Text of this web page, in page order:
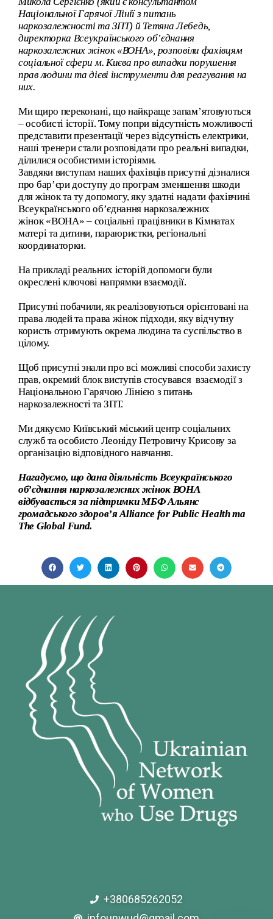
Національної Гарячої Лінії з питань
наркозалежності та ЗПТ) й Тетяна Лебедь,
директорка Всеукраїнського об’єднання
наркозалежних жінок «ВОНА», розповіли фахівцям
соціальної сфери м. Києва про випадки порушення
прав людини та дієві інструменти для реагування на
них.
Ми щиро переконані, що найкраще запам’ятовуються
– особисті історії. Тому попри відсутність можливості
представити презентації через відсутність електрики,
наші тренери стали розповідати про реальні випадки,
ділилися особистими історіями.
Завдяки виступам наших фахівців присутні дізналися
про бар’єри доступу до програм зменшення шкоди
для жінок та ту допомогу, яку здатні надати фахівчині
Всеукраїнського об’єднання наркозалежних
жінок «ВОНА»– соціальні працівники в Кімнатах
матері та дитини, параюристки, регіональні
координаторки.
На прикладі реальних історій допомоги були
окреслені ключові напрямки взаємодії.
Присутні побачили, як реалізовуються орієнтовані на
права людей та права жінок підходи, яку відчутну
користь отримують окрема людина та суспільство в
цілому.
Щоб присутні знали про всі можливі способи захисту
прав, окремий блок виступів стосувався взаємодії з
Національною Гарячою Лінією з питань
наркозалежності та ЗПТ.
Ми дякуємо Київський міський центр соціальних
служб та особисто Леоніду Петровичу Крисову за
організацію відповідного навчання.
Нагадуємо, що дана діяльність Всеукраїнського
об’єднання наркозалежних жінок ВОНА
відбувається за підтримки МБФ Альянс
громадського здоров’я Alliance for Public Health та
The Global Fund.
+380685262052